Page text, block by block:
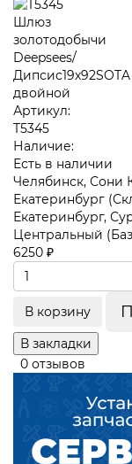
Артикул:
T5345
Наличие:
Есть в наличии
Челябинск, Сони
Екатеринбург
Екатеринбург,
Центральный
6250 ₽
В корзину
В закладки
0 отзывов